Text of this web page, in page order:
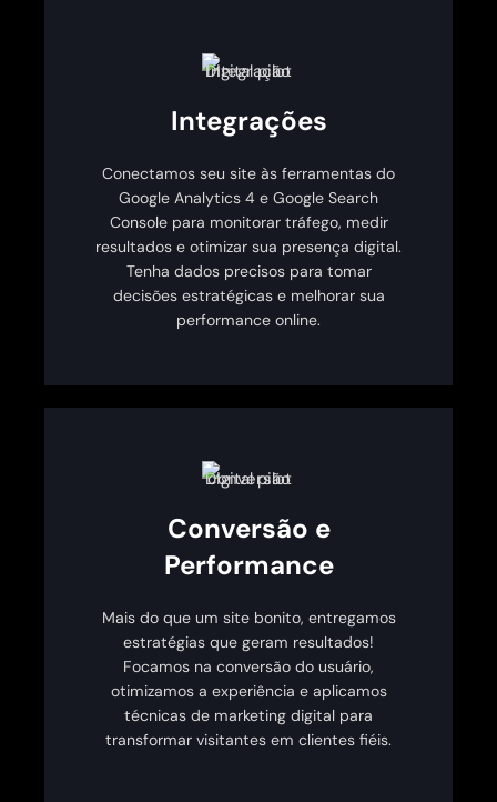
Integrações
Conectamos seu site às ferramentas do
Google Analytics 4 e Google Search
Console para monitorar tráfego, medir
resultados e otimizar sua presença digital.
Tenha dados precisos para tomar
decisões estratégicas e melhorar sua
performance online.
Conversão e
Performance
Mais do que um site bonito, entregamos
estratégias que geram resultados!
Focamos na conversão do usuário,
otimizamos a experiência e aplicamos
técnicas de marketing digital para
transformar visitantes em clientes fiéis.